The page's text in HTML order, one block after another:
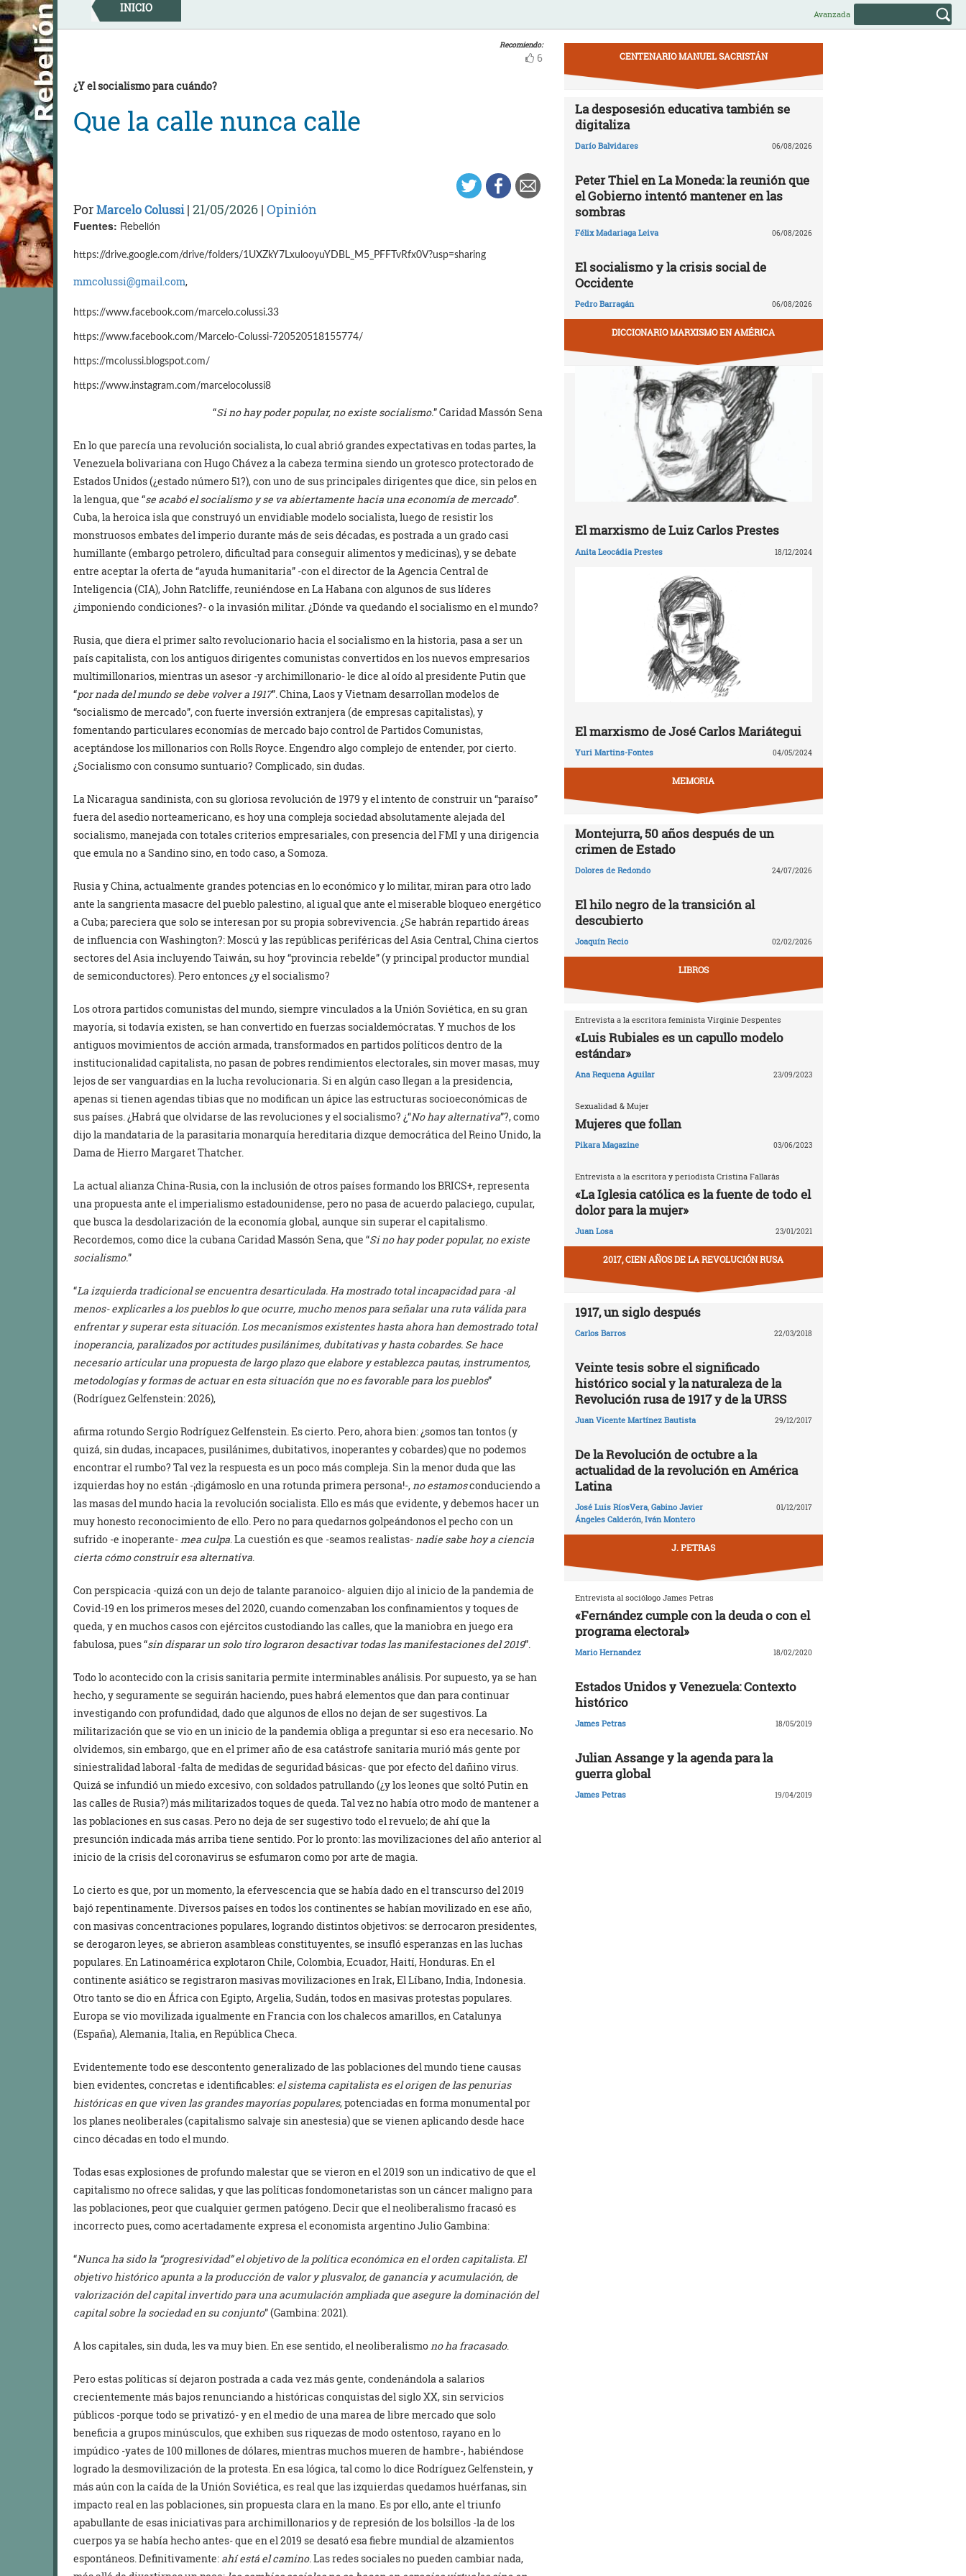
Skip
to
content
INICIO Avanzada
Recomiendo:
6
¿Y el socialismo para cuándo?
Que la calle nunca calle
PorMarcelo Colussi| 21/05/2026 | Opinión
Fuentes: Rebelión
https://drive.google.com/drive/folders/1UXZkY7LxulooyuYDBL_M5_PFFTvRfx0V?usp=sharing
mmcolussi@gmail.com,
https://www.facebook.com/marcelo.colussi.33
https://www.facebook.com/Marcelo-Colussi-720520518155774/
https://mcolussi.blogspot.com/
https://www.instagram.com/marcelocolussi8
“Si no hay poder popular, no existe socialismo.” Caridad Massón Sena
En lo que parecía una revolución socialista, lo cual abrió grandes expectativas en todas partes, la
Venezuela bolivariana con Hugo Chávez a la cabeza termina siendo un grotesco protectorado de
Estados Unidos (¿estado número 51?), con uno de sus principales dirigentes que dice, sin pelos en
la lengua, que “se acabó el socialismo y se va abiertamente hacia una economía de mercado”.
Cuba, la heroica isla que construyó un envidiable modelo socialista, luego de resistir los
monstruosos embates del imperio durante más de seis décadas, es postrada a un grado casi
humillante (embargo petrolero, dificultad para conseguir alimentos y medicinas), y se debate
entre aceptar la oferta de “ayuda humanitaria” -con el director de la Agencia Central de
Inteligencia (CIA), John Ratcliffe, reuniéndose en La Habana con algunos de sus líderes
¿imponiendo condiciones?- o la invasión militar. ¿Dónde va quedando el socialismo en el mundo?
Rusia, que diera el primer salto revolucionario hacia el socialismo en la historia, pasa a ser un
país capitalista, con los antiguos dirigentes comunistas convertidos en los nuevos empresarios
multimillonarios, mientras un asesor -y archimillonario- le dice al oído al presidente Putin que
“por nada del mundo se debe volver a 1917”. China, Laos y Vietnam desarrollan modelos de
“socialismo de mercado”, con fuerte inversión extranjera (de empresas capitalistas), y
fomentando particulares economías de mercado bajo control de Partidos Comunistas,
aceptándose los millonarios con Rolls Royce. Engendro algo complejo de entender, por cierto.
¿Socialismo con consumo suntuario? Complicado, sin dudas.
La Nicaragua sandinista, con su gloriosa revolución de 1979 y el intento de construir un “paraíso”
fuera del asedio norteamericano, es hoy una compleja sociedad absolutamente alejada del
socialismo, manejada con totales criterios empresariales, con presencia del FMI y una dirigencia
que emula no a Sandino sino, en todo caso, a Somoza.
Rusia y China, actualmente grandes potencias en lo económico y lo militar, miran para otro lado
ante la sangrienta masacre del pueblo palestino, al igual que ante el miserable bloqueo energético
a Cuba; pareciera que solo se interesan por su propia sobrevivencia. ¿Se habrán repartido áreas
de influencia con Washington?: Moscú y las repúblicas periféricas del Asia Central, China ciertos
sectores del Asia incluyendo Taiwán, su hoy “provincia rebelde” (y principal productor mundial
de semiconductores). Pero entonces ¿y el socialismo?
Los otrora partidos comunistas del mundo, siempre vinculados a la Unión Soviética, en su gran
mayoría, si todavía existen, se han convertido en fuerzas socialdemócratas. Y muchos de los
antiguos movimientos de acción armada, transformados en partidos políticos dentro de la
institucionalidad capitalista, no pasan de pobres rendimientos electorales, sin mover masas, muy
lejos de ser vanguardias en la lucha revolucionaria. Si en algún caso llegan a la presidencia,
apenas si tienen agendas tibias que no modifican un ápice las estructuras socioeconómicas de
sus países. ¿Habrá que olvidarse de las revoluciones y el socialismo? ¿“No hay alternativa”?, como
dijo la mandataria de la parasitaria monarquía hereditaria dizque democrática del Reino Unido, la
Dama de Hierro Margaret Thatcher.
La actual alianza China-Rusia, con la inclusión de otros países formando los BRICS+, representa
una propuesta ante el imperialismo estadounidense, pero no pasa de acuerdo palaciego, cupular,
que busca la desdolarización de la economía global, aunque sin superar el capitalismo.
Recordemos, como dice la cubana Caridad Massón Sena, que “Si no hay poder popular, no existe
socialismo.”
“La izquierda tradicional se encuentra desarticulada. Ha mostrado total incapacidad para -al
menos- explicarles a los pueblos lo que ocurre, mucho menos para señalar una ruta válida para
enfrentar y superar esta situación. Los mecanismos existentes hasta ahora han demostrado total
inoperancia, paralizados por actitudes pusilánimes, dubitativas y hasta cobardes. Se hace
necesario articular una propuesta de largo plazo que elabore y establezca pautas, instrumentos,
metodologías y formas de actuar en esta situación que no es favorable para los pueblos”
(Rodríguez Gelfenstein: 2026),
afirma rotundo Sergio Rodríguez Gelfenstein. Es cierto. Pero, ahora bien: ¿somos tan tontos (y
quizá, sin dudas, incapaces, pusilánimes, dubitativos, inoperantes y cobardes) que no podemos
encontrar el rumbo? Tal vez la respuesta es un poco más compleja. Sin la menor duda que las
izquierdas hoy no están -¡digámoslo en una rotunda primera persona!-, no estamosconduciendo a
las masas del mundo hacia la revolución socialista. Ello es más que evidente, y debemos hacer un
muy honesto reconocimiento de ello. Pero no para quedarnos golpeándonos el pecho con un
sufrido -e inoperante- mea culpa . La cuestión es que -seamos realistas- nadie sabe hoy a ciencia
cierta cómo construir esa alternativa
Con perspicacia -quizá con un dejo de talante paranoico- alguien dijo al inicio de la pandemia de
Covid-19 en los primeros meses del 2020, cuando comenzaban los confinamientos y toques de
queda, y en muchos casos con ejércitos custodiando las calles, que la maniobra en juego era
fabulosa, pues “sin disparar un solo tiro lograron desactivar todas las manifestaciones del 2019”.
Todo lo acontecido con la crisis sanitaria permite interminables análisis. Por supuesto, ya se han
hecho, y seguramente se seguirán haciendo, pues habrá elementos que dan para continuar
investigando con profundidad, dado que algunos de ellos no dejan de ser sugestivos. La
militarización que se vio en un inicio de la pandemia obliga a preguntar si eso era necesario. No
olvidemos, sin embargo, que en el primer año de esa catástrofe sanitaria murió más gente por
siniestralidad laboral -falta de medidas de seguridad básicas- que por efecto del dañino virus.
Quizá se infundió un miedo excesivo, con soldados patrullando (¿y los leones que soltó Putin en
las calles de Rusia?) más militarizados toques de queda. Tal vez no había otro modo de mantener a
las poblaciones en sus casas. Pero no deja de ser sugestivo todo el revuelo; de ahí que la
presunción indicada más arriba tiene sentido. Por lo pronto: las movilizaciones del año anterior al
inicio de la crisis del coronavirus se esfumaron como por arte de magia.
Lo cierto es que, por un momento, la efervescencia que se había dado en el transcurso del 2019
bajó repentinamente. Diversos países en todos los continentes se habían movilizado en ese año,
con masivas concentraciones populares, logrando distintos objetivos: se derrocaron presidentes,
se derogaron leyes, se abrieron asambleas constituyentes, se insufló esperanzas en las luchas
populares. En Latinoamérica explotaron Chile, Colombia, Ecuador, Haití, Honduras. En el
continente asiático se registraron masivas movilizaciones en Irak, El Líbano, India, Indonesia.
Otro tanto se dio en África con Egipto, Argelia, Sudán, todos en masivas protestas populares.
Europa se vio movilizada igualmente en Francia con los chalecos amarillos, en Catalunya
(España), Alemania, Italia, en República Checa.
Evidentemente todo ese descontento generalizado de las poblaciones del mundo tiene causas
bien evidentes, concretas e identificables: el sistema capitalista es el origen de las penurias
históricas en que viven las grandes mayorías populares, potenciadas en forma monumental por
los planes neoliberales (capitalismo salvaje sin anestesia) que se vienen aplicando desde hace
cinco décadas en todo el mundo.
Todas esas explosiones de profundo malestar que se vieron en el 2019 son un indicativo de que el
capitalismo no ofrece salidas, y que las políticas fondomonetaristas son un cáncer maligno para
las poblaciones, peor que cualquier germen patógeno. Decir que el neoliberalismo fracasó es
incorrecto pues, como acertadamente expresa el economista argentino Julio Gambina:
“Nunca ha sido la “progresividad” el objetivo de la política económica en el orden capitalista. El
objetivo histórico apunta a la producción de valor y plusvalor, de ganancia y acumulación, de
valorización del capital invertido para una acumulación ampliada que asegure la dominación del
capital sobre la sociedad en su conjunto” (Gambina: 2021).
A los capitales, sin duda, les va muy bien. En ese sentido, el neoliberalismo no ha fracasado.
Pero estas políticas sí dejaron postrada a cada vez más gente, condenándola a salarios
crecientemente más bajos renunciando a históricas conquistas del siglo XX, sin servicios
públicos -porque todo se privatizó- y en el medio de una marea de libre mercado que solo
beneficia a grupos minúsculos, que exhiben sus riquezas de modo ostentoso, rayano en lo
impúdico -yates de 100 millones de dólares, mientras muchos mueren de hambre-, habiéndose
logrado la desmovilización de la protesta. En esa lógica, tal como lo dice Rodríguez Gelfenstein, y
más aún con la caída de la Unión Soviética, es real que las izquierdas quedamos huérfanas, sin
impacto real en las poblaciones, sin propuesta clara en la mano. Es por ello, ante el triunfo
apabullante de esas iniciativas para archimillonarios y de represión de los bolsillos -la de los
cuerpos ya se había hecho antes- que en el 2019 se desató esa fiebre mundial de alzamientos
espontáneos. Definitivamente: ahí está el camino. Las redes sociales no pueden cambiar nada,
CENTENARIO MANUEL SACRISTÁN
La desposesión educativa también se
digitaliza
Darío Balvidares 06/08/2026
Peter Thiel en La Moneda: la reunión que
el Gobierno intentó mantener en las
sombras
Félix Madariaga Leiva 06/08/2026
El socialismo y la crisis social de
Occidente
Pedro Barragán 06/08/2026
DICCIONARIO MARXISMO EN AMÉRICA
El marxismo de Luiz Carlos Prestes
Anita Leocádia Prestes 18/12/2024
El marxismo de José Carlos Mariátegui
Yuri Martins-Fontes 04/05/2024
MEMORIA
Montejurra, 50 años después de un
crimen de Estado
Dolores de Redondo 24/07/2026
El hilo negro de la transición al
descubierto
Joaquín Recio 02/02/2026
LIBROS
Entrevista a la escritora feminista Virginie Despentes
«Luis Rubiales es un capullo modelo
estándar»
Ana Requena Aguilar 23/09/2023
Sexualidad & Mujer
Mujeres que follan
Pikara Magazine 03/06/2023
Entrevista a la escritora y periodista Cristina Fallarás
«La Iglesia católica es la fuente de todo el
dolor para la mujer»
Juan Losa 23/01/2021
2017, CIEN AÑOS DE LA REVOLUCIÓN RUSA
1917, un siglo después
Carlos Barros 22/03/2018
Veinte tesis sobre el significado
histórico social y la naturaleza de la
Revolución rusa de 1917 y de la URSS
Juan Vicente Martínez Bautista 29/12/2017
De la Revolución de octubre a la
actualidad de la revolución en América
Latina
José Luis RíosVera, Gabino Javier
Ángeles Calderón, Iván Montero
01/12/2017
J. PETRAS
Entrevista al sociólogo James Petras
«Fernández cumple con la deuda o con el
programa electoral»
Mario Hernandez 18/02/2020
Estados Unidos y Venezuela: Contexto
histórico
James Petras 18/05/2019
Julian Assange y la agenda para la
guerra global
James Petras 19/04/2019